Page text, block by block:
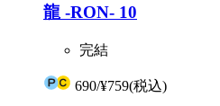
龍 -RON- 10
完結
690/¥759(税込)